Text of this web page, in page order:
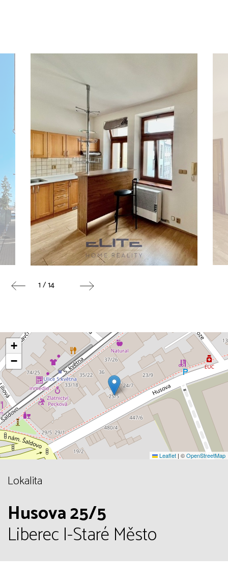
1 / 14
+
−
Leaflet | ©OpenStreetMap
Lokalita
Husova 25/5
Liberec I-Staré Město